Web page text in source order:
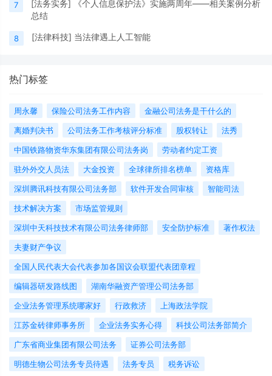
7 [法务实务]
《个人信息保护法》实施两周年——相关案例分析
总结
8 [法律科技] 当法律遇上人工智能
热门标签
周永馨 保险公司法务工作内容
金融公司法务是干什么的
离婚判决书
公司法务工作考核评分标准 股权转让
法秀
中国铁路物资华东集团有限公司法务岗
劳动者约定工资
驻外外交人员法
大金投资 全球律所排名榜单
资格库
深圳腾讯科技有限公司法务部
软件开发合同审核
智能司法
技术解决方案
市场监管规则
深圳中天科技技术有限公司法务律师部
安全防护标准
著作权法
夫妻财产争议
全国人民代表大会代表参加各国议会联盟代表团章程
编辑器研发路线图
湖南华融资产管理公司法务部
企业法务管理系统哪家好
行政救济
上海政法学院
江苏金砖律师事务所
企业法务实务心得
科技公司法务部简介
广东省商业集团有限公司法务
证券公司法务部
明德生物公司法务专员待遇
法务专员 税务诉讼